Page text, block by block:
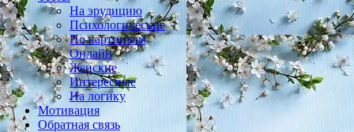
На эрудицию
Психологические
По картинкам
Онлайн
Женские
Интересные
На логику
Мотивация
Обратная связь